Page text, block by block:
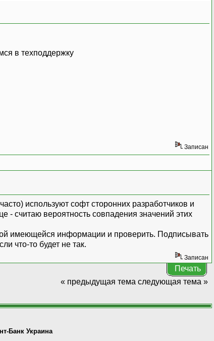
в техподдержку
Записан
используют софт сторонних разработчиков и
- считаю вероятность совпадения значений этих
имеющейся информации и проверить. Подписывать
что-то будет не так.
Записан
Печать
« предыдущая тема следующая тема »
Банк Украина